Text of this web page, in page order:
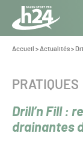
Panneau de gestion
Aller au contenu
Toute
l’info
Pro
Vous
Accueil >Actualités>
Drill’n Fill :
drainantes
CATÉGORIE :
PRATIQUES